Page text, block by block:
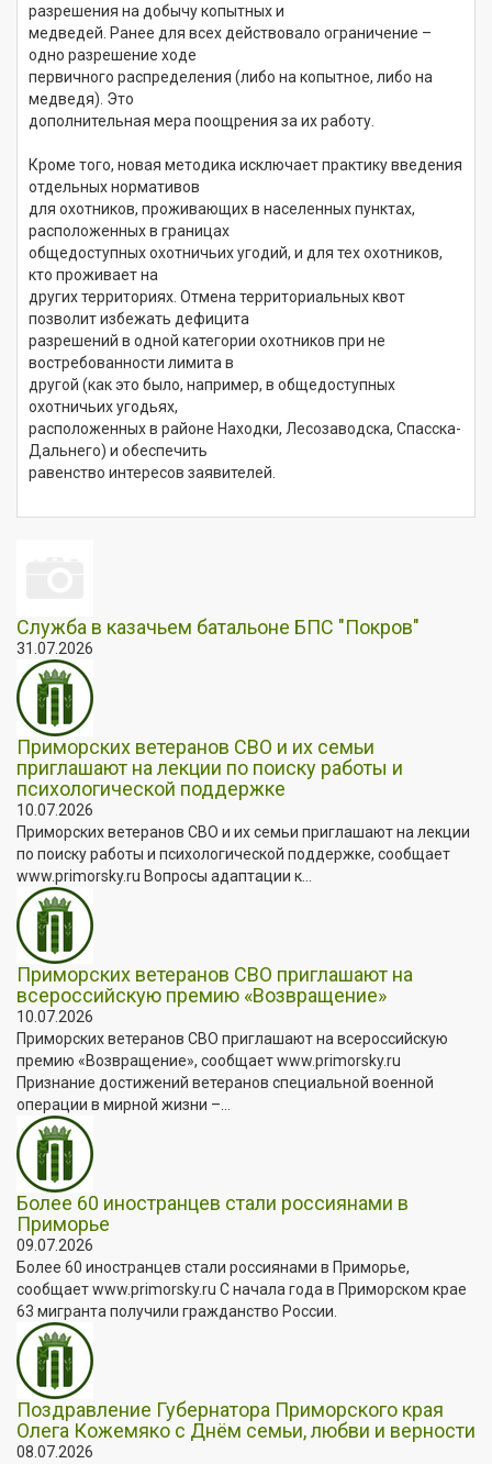
разрешения на добычу копытных и
медведей. Ранее для всех действовало ограничение –
одно разрешение ходе
первичного распределения (либо на копытное, либо на
медведя). Это
дополнительная мера поощрения за их работу.
Кроме того, новая методика исключает практику введения
отдельных нормативов
для охотников, проживающих в населенных пунктах,
расположенных в границах
общедоступных охотничьих угодий, и для тех охотников,
кто проживает на
других территориях. Отмена территориальных квот
позволит избежать дефицита
разрешений в одной категории охотников при не
востребованности лимита в
другой (как это было, например, в общедоступных
охотничьих угодьях,
расположенных в районе Находки, Лесозаводска, Спасска-
Дальнего) и обеспечить
равенство интересов заявителей.
Служба в казачьем батальоне БПС "Покров"
31.07.2026
Приморских ветеранов СВО и их семьи
приглашают на лекции по поиску работы и
психологической поддержке
10.07.2026
Приморских ветеранов СВО и их семьи приглашают на лекции
по поиску работы и психологической поддержке, сообщает
www.primorsky.ru Вопросы адаптации к...
Приморских ветеранов СВО приглашают на
всероссийскую премию «Возвращение»
10.07.2026
Приморских ветеранов СВО приглашают на всероссийскую
премию «Возвращение», сообщает www.primorsky.ru
Признание достижений ветеранов специальной военной
операции в мирной жизни –...
Более 60 иностранцев стали россиянами в
Приморье
09.07.2026
Более 60 иностранцев стали россиянами в Приморье,
сообщает www.primorsky.ru С начала года в Приморском крае
63 мигранта получили гражданство России.
Поздравление Губернатора Приморского края
Олега Кожемяко с Днём семьи, любви и верности
08.07.2026